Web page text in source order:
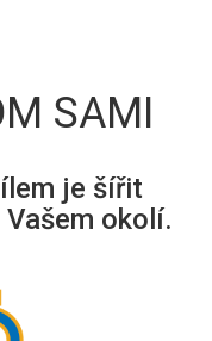
SAMI
je šířit
okolí.